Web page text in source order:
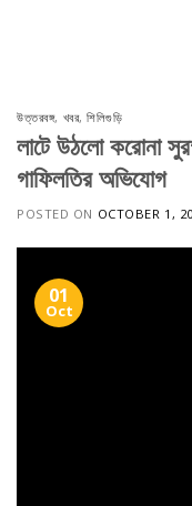
উত্তরবঙ্গ, খবর,শিলিগুড়ি
লাটে উঠলো করোনা
গাফিলতির অভিযোগ
POSTED ON OCTOBER 1,
01
Oct